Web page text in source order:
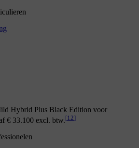
Hybrid Plus Black Edition voor
€ 33.100 excl. btw.[12]